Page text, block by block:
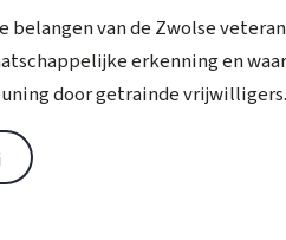
belangen van de Zwolse
erkenning en
door getrainde vrijwilligers.